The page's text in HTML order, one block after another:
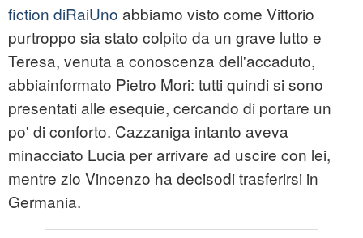
fiction diRaiUno abbiamo visto come Vittorio
purtroppo sia stato colpito da un grave lutto e
Teresa, venuta a conoscenza dell'accaduto,
abbiainformato Pietro Mori: tutti quindi si sono
presentati alle esequie, cercando di portare un
po' di conforto. Cazzaniga intanto aveva
minacciato Lucia per arrivare ad uscire con lei,
mentre zio Vincenzo ha decisodi trasferirsi in
Germania.